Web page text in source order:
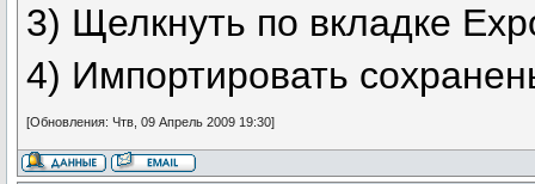
3) Щелкнуть по вкладке
4) Импортировать
[Обновления: Чтв, 09 Апрель 2009 19:30]